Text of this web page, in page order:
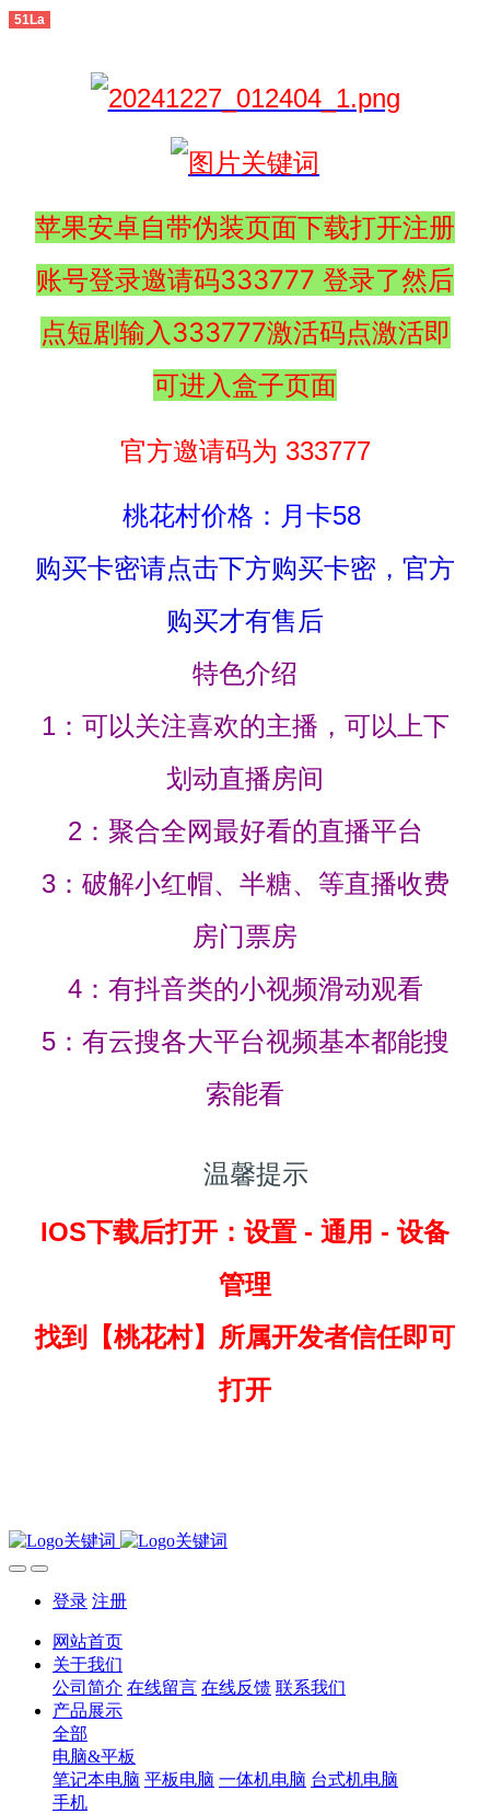
51La
苹果安卓自带伪装页面下载打开注册
账号登录邀请码333777 登录了然后
点短剧输入333777激活码点激活即
可进入盒子页面
官方邀请码为 333777
桃花村价格：月卡58
购买卡密请点击下方购买卡密，官方
购买才有售后
特色介绍
1：可以关注喜欢的主播，可以上下
划动直播房间
2：聚合全网最好看的直播平台
3：破解小红帽、半糖、等直播收费
房门票房
4：有抖音类的小视频滑动观看
5：有云搜各大平台视频基本都能搜
索能看
温馨提示
IOS下载后打开：设置 - 通用 - 设备
管理
找到
【桃花村】所属开发者信任即可
打开
登录 注册
网站首页
关于我们
公司简介 在线留言 在线反馈 联系我们
产品展示
全部
电脑&平板
笔记本电脑 平板电脑 一体机电脑 台式机电脑
手机